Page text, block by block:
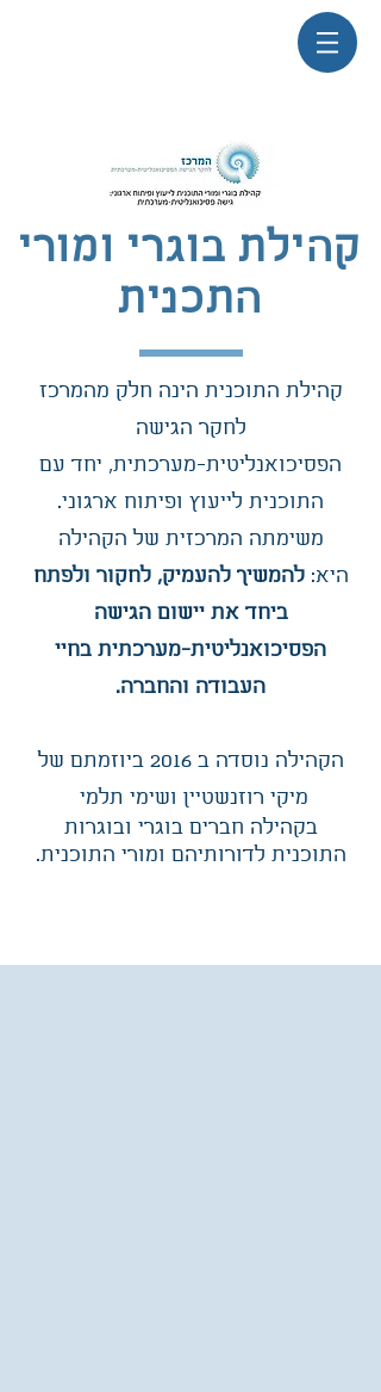
קהילת בוגרי ומורי
התכנית
קהילת התוכנית הינה חלק מהמרכז
לחקר הגישה
הפסיכואנליטית-מערכתית, יחד עם
התוכנית לייעוץ ופיתוח ארגוני.
משימתה המרכזית של הקהילה
היא:להמשיך להעמיק, לחקור ולפתח
ביחד את יישום הגישה
הפסיכואנליטית-מערכתית בחיי
העבודה והחברה.
הקהילה נוסדה ב 2016 ביוזמתם של
מיקי רוזנשטיין ושימי תלמי
בקהילה חברים בוגרי ובוגרות
התוכנית לדורותיהם ומורי התוכנית.